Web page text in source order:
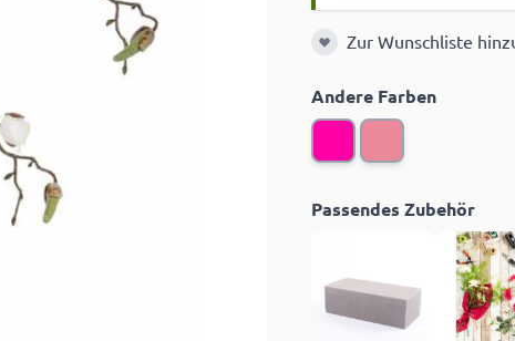
Zur Wunschliste
Zur Wunschliste
Andere Farben
Passendes Zubehör